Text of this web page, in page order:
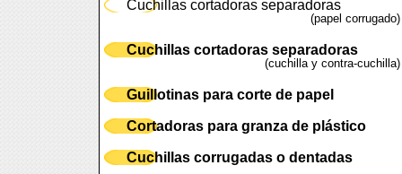
Cuchillas cortadoras separadoras
(papel corrugado)
Cuchillas cortadoras separadoras
(cuchilla y contra-cuchilla)
Guillotinas para corte de papel
Cortadoras para granza de plástico
Cuchillas corrugadas o dentadas